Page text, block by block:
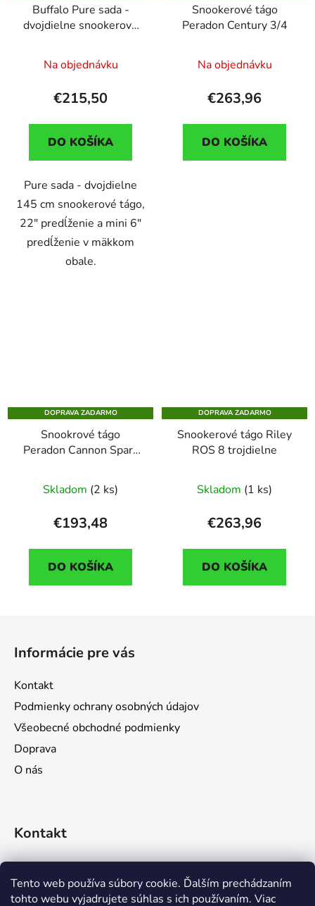
Tento web používa súbory cookie. Ďalším prechádzaním
tohto webu vyjadrujete súhlas s ich používaním. Viac
Buffalo Pure sada -
dvojdielne snookerové
predlžovák
Na objednávku
€215,50
DO KOŠÍKA
Pure sada - dvojdielne
145 cm snookerové tágo,
22" predĺženie a mini 6"
predĺženie v mäkkom
obale.
Snookerové tágo
Peradon Century 3/4
Na objednávku
€263,96
DO KOŠÍKA
DOPRAVA ZADARMO
Snookrové tágo
Peradon Cannon Spark
Skladom (2 ks)
€193,48
DO KOŠÍKA
DOPRAVA ZADARMO
Snookerové tágo Riley
ROS 8 trojdielne
Skladom (1 ks)
€263,96
DO KOŠÍKA
Informácie pre vás
Kontakt
Podmienky ochrany osobných údajov
Všeobecné obchodné podmienky
Doprava
O nás
Kontakt